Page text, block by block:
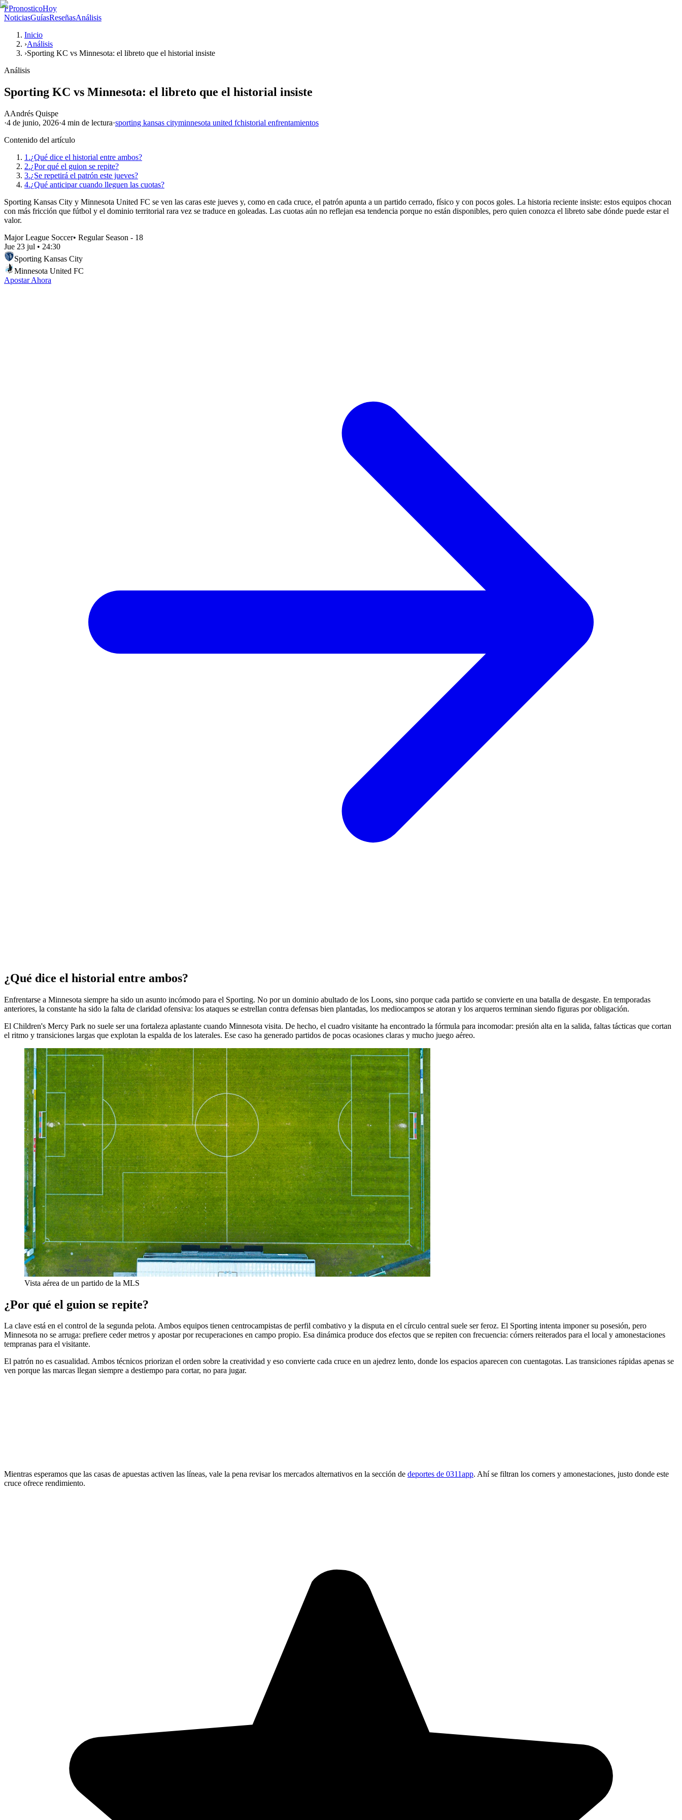
PPronosticoHoy
NoticiasGuíasReseñasAnálisis
Inicio
›Análisis
›Sporting KC vs Minnesota: el libreto que el historial insiste
Análisis
Sporting KC vs Minnesota: el libreto que el historial insiste
AAndrés Quispe
·4 de junio, 2026·4 min de lectura·sporting kansas cityminnesota united fchistorial enfrentamientos
Contenido del artículo
1.¿Qué dice el historial entre ambos?
2.¿Por qué el guion se repite?
3.¿Se repetirá el patrón este jueves?
4.¿Qué anticipar cuando lleguen las cuotas?
Sporting Kansas City y Minnesota United FC se ven las caras este jueves y, como en cada cruce, el patrón apunta a un partido cerrado, físico y con pocos goles. La historia reciente insiste: estos equipos chocan
con más fricción que fútbol y el dominio territorial rara vez se traduce en goleadas. Las cuotas aún no reflejan esa tendencia porque no están disponibles, pero quien conozca el libreto sabe dónde puede estar el
valor.
Major League Soccer• Regular Season - 18
Jue 23 jul • 24:30
Sporting Kansas City
Minnesota United FC
Apostar Ahora
¿Qué dice el historial entre ambos?
Enfrentarse a Minnesota siempre ha sido un asunto incómodo para el Sporting. No por un dominio abultado de los Loons, sino porque cada partido se convierte en una batalla de desgaste. En temporadas
anteriores, la constante ha sido la falta de claridad ofensiva: los ataques se estrellan contra defensas bien plantadas, los mediocampos se atoran y los arqueros terminan siendo figuras por obligación.
El Children's Mercy Park no suele ser una fortaleza aplastante cuando Minnesota visita. De hecho, el cuadro visitante ha encontrado la fórmula para incomodar: presión alta en la salida, faltas tácticas que cortan
el ritmo y transiciones largas que explotan la espalda de los laterales. Ese caso ha generado partidos de pocas ocasiones claras y mucho juego aéreo.
Vista aérea de un partido de la MLS
¿Por qué el guion se repite?
La clave está en el control de la segunda pelota. Ambos equipos tienen centrocampistas de perfil combativo y la disputa en el círculo central suele ser feroz. El Sporting intenta imponer su posesión, pero
Minnesota no se arruga: prefiere ceder metros y apostar por recuperaciones en campo propio. Esa dinámica produce dos efectos que se repiten con frecuencia: córners reiterados para el local y amonestaciones
tempranas para el visitante.
El patrón no es casualidad. Ambos técnicos priorizan el orden sobre la creatividad y eso convierte cada cruce en un ajedrez lento, donde los espacios aparecen con cuentagotas. Las transiciones rápidas apenas se
ven porque las marcas llegan siempre a destiempo para cortar, no para jugar.
Mientras esperamos que las casas de apuestas activen las líneas, vale la pena revisar los mercados alternativos en la sección de deportes de 0311app. Ahí se filtran los corners y amonestaciones, justo donde este
cruce ofrece rendimiento.